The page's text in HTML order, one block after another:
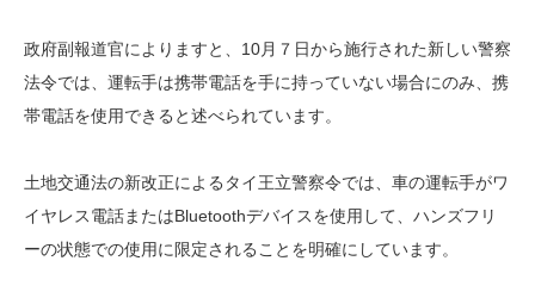
政府副報道官によりますと、10月７日から施行された新しい警察
法令では、運転手は携帯電話を手に持っていない場合にのみ、携
帯電話を使用できると述べられています。
土地交通法の新改正によるタイ王立警察令では、車の運転手がワ
イヤレス電話またはBluetoothデバイスを使用して、ハンズフリ
ーの状態での使用に限定されることを明確にしています。